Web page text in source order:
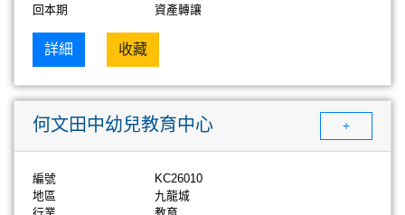
回本期
資產轉讓
詳細 收藏
何文田中幼兒教育中心 +
編號
KC26010
地區
九龍城